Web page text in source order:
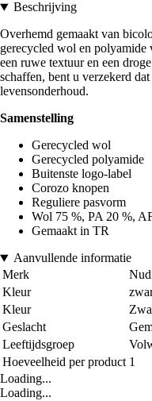
Beschrijving
Overhemd gemaakt van
gerecycled wol en
een ruwe textuur en een
schaffen, bent u verzekerd
levensonderhoud.
Samenstelling
Gerecycled wol
Gerecycled polyamide
Buitenste logo-label
Corozo knopen
Reguliere pasvorm
Wol 75 %, PA 20 %,
Gemaakt in TR
Aanvullende informatie
Merk
Kleur
Kleur
Geslacht
Leeftijdsgroep
Hoeveelheid per product 1
Loading...
Loading...